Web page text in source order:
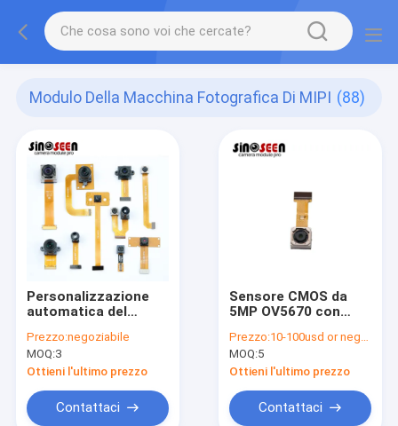
Modulo Della Macchina Fotografica Di MIPI (88)
Personalizzazione
automatica del
del modulo flessibile
della macchina
fotografica dell'OEM
Prezzo:negoziabile
MOQ:3
Ottieni l'ultimo prezzo
Contattaci
Sensore CMOS da
5MP OV5670 con
1080P 60fps
Prezzo:10-100usd or negotiable
MOQ:5
Ottieni l'ultimo prezzo
Contattaci